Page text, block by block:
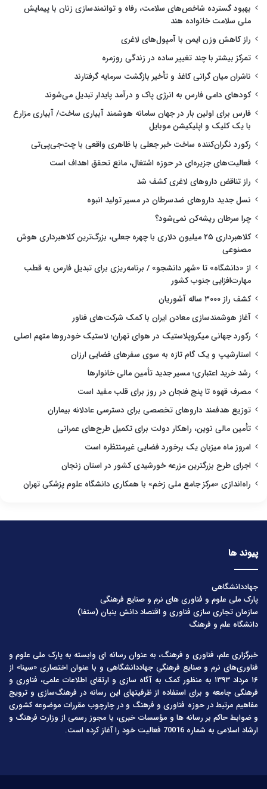
بهبود گسترده شاخص‌های سلامت، رفاه و توانمندسازی زنان با پیمایش
ملی سلامت خانواده هند
راز کاهش وزن ایمن با آمپول‌های لاغری
تمرکز بیشتر با چند تغییر ساده در زندگی روزمره
ناشران میان گرانی کاغذ و تأخیر بازگشت سرمایه گرفتارند
کودهای دامی فارس به انرژی پاک و درآمد پایدار تبدیل می‌شوند
فارس برای اولین بار در جهان سامانه هوشمند آبیاری ساخت/ آبیاری مزارع
با یک کلیک و اپلیکیشن موبایل
رکورد نگران‌کننده ساخت خبر جعلی با ظاهری واقعی با چت‌جی‌پی‌تی
فعالیت‌های جزیره‌ای در حوزه اشتغال، مانع تحقق اهداف است
راز تناقض داروهای لاغری کشف شد
نسل جدید داروهای ضدسرطان در مسیر تولید انبوه
چرا سرطان ریشه‌کن نمی‌شود؟
کلاهبرداری ۲۵ میلیون دلاری با چهره جعلی، بزرگ‌ترین کلاهبرداری هوش
مصنوعی
از «دانشگاه» تا «شهر دانشجو» / برنامه‌ریزی برای تبدیل فارس به قطب
مهارت‌افزایی جنوب کشور
کشف راز ۳۰۰۰ ساله آشوریان
آغاز هوشمندسازی معادن ایران با کمک شرکت‌های فناور
رکورد جهانی میکروپلاستیک در هوای تهران؛ لاستیک خودروها متهم اصلی
استارشیپ و یک گام تازه به سوی سفرهای فضایی ارزان
رشد خرید اعتباری؛ مسیر جدید تأمین مالی خانوارها
مصرف قهوه تا پنج فنجان در روز برای قلب مفید است
توزیع هدفمند داروهای تخصصی برای دسترسی عادلانه بیماران
تأمین مالی نوین، راهکار دولت برای تکمیل طرح‌های عمرانی
امروز ماه میزبان یک برخورد فضایی غیرمنتظره است
اجرای طرح بزرگترین مزرعه خورشیدی کشور در استان زنجان
راه‌اندازی «مرکز جامع ملی زخم» با همکاری دانشگاه علوم پزشکی تهران
پیوند ها
جهاددانشگاهی
پارک ملی علوم و فناوری های نرم و صنایع فرهنگی
سازمان تجاری سازی فناوری و اقتصاد دانش بنیان (ستفا)
دانشگاه علم و فرهنگ
خبرگزاری علم، فناوری و فرهنگ، به عنوان رسانه ای وابسته به پارک ملی علوم و
فناوری‌های نرم و صنایع فرهنگیِ جهاددانشگاهی و با عنوان اختصاری «سینا» از
۱۶ مرداد ۱۳۹۳ به منظور کمک به آگاه سازی و ارتقای اطلاعات علمی، فناوری و
فرهنگی جامعه و برای استفاده از ظرفیتهای این رسانه در فرهنگ‌سازی و ترویج
مفاهیم مرتبط در حوزه فناوری و فرهنگ و در چارچوب مقررات موضوعه کشوری
و ضوابط حاکم بر رسانه ها و مؤسسات خبری، با مجوز رسمی از وزارت فرهنگ و
ارشاد اسلامی به شماره 70016 فعالیت خود را آغاز کرده است.